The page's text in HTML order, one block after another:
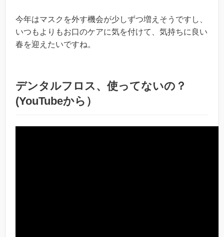
今年はマスクを外す機会が少しずつ増えそうですし、
いつもよりもお口のケアに気を付けて、気持ちに良い
春を迎えたいですね。
デンタルフロス、使ってないの？
(YouTubeから）